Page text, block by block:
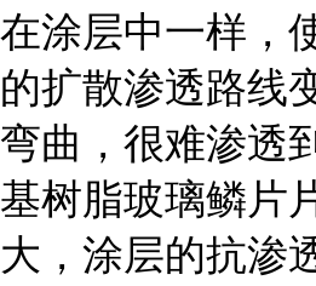
在涂层中一样，
的扩散渗透路线
弯曲，很难渗透
基树脂玻璃鳞片
大，涂层的抗渗